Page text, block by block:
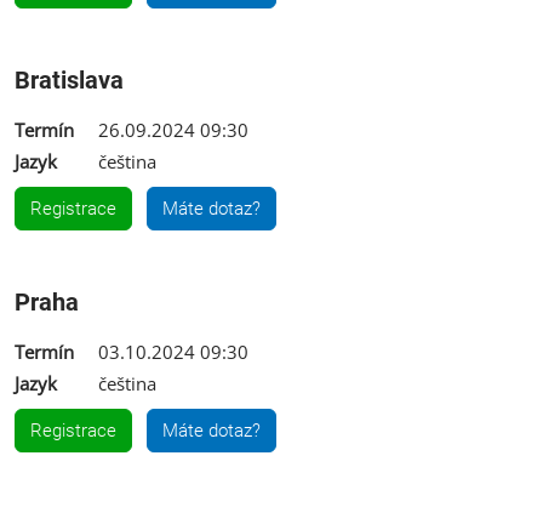
Bratislava
Termín
26.09.2024 09:30
Jazyk
čeština
Registrace Máte dotaz?
Praha
Termín
03.10.2024 09:30
Jazyk
čeština
Registrace Máte dotaz?